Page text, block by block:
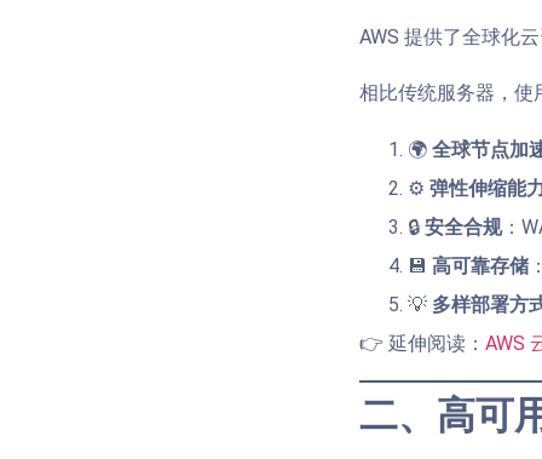
AWS 提供了全球化
相比传统服务器，使
🌍 全球节点加
⚙️ 弹性伸缩能
🔒 安全合规：
💾 高可靠存储
💡 多样部署方
👉 延伸阅读： AWS
二、高可